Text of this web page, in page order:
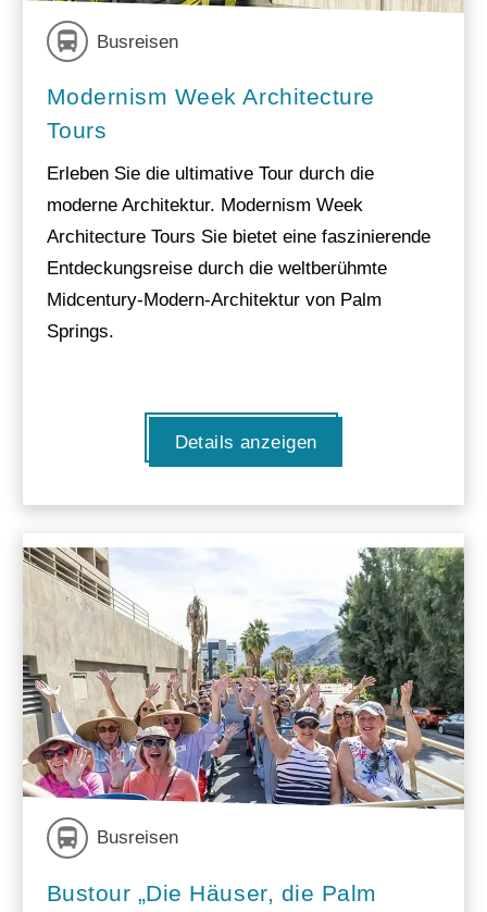
Busreisen
Modernism Week Architecture
Tours
Erleben Sie die ultimative Tour durch die
moderne Architektur. Modernism Week
Architecture Tours Sie bietet eine faszinierende
Entdeckungsreise durch die weltberühmte
Midcentury-Modern-Architektur von Palm
Springs.
Details anzeigen
Busreisen
Bustour „Die Häuser, die Palm